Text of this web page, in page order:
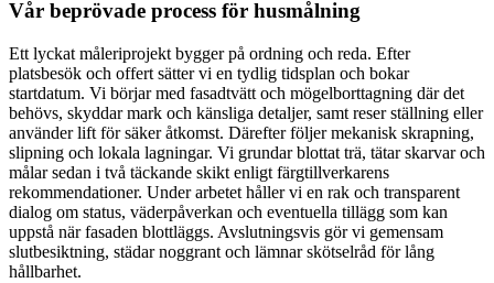
Vår beprövade process för husmålning
Ett lyckat måleriprojekt bygger på ordning och reda. Efter
platsbesök och offert sätter vi en tydlig tidsplan och bokar
startdatum. Vi börjar med fasadtvätt och mögelborttagning där det
behövs, skyddar mark och känsliga detaljer, samt reser ställning eller
använder lift för säker åtkomst. Därefter följer mekanisk skrapning,
slipning och lokala lagningar. Vi grundar blottat trä, tätar skarvar och
målar sedan i två täckande skikt enligt färgtillverkarens
rekommendationer. Under arbetet håller vi en rak och transparent
dialog om status, väderpåverkan och eventuella tillägg som kan
uppstå när fasaden blottläggs. Avslutningsvis gör vi gemensam
slutbesiktning, städar noggrant och lämnar skötselråd för lång
hållbarhet.